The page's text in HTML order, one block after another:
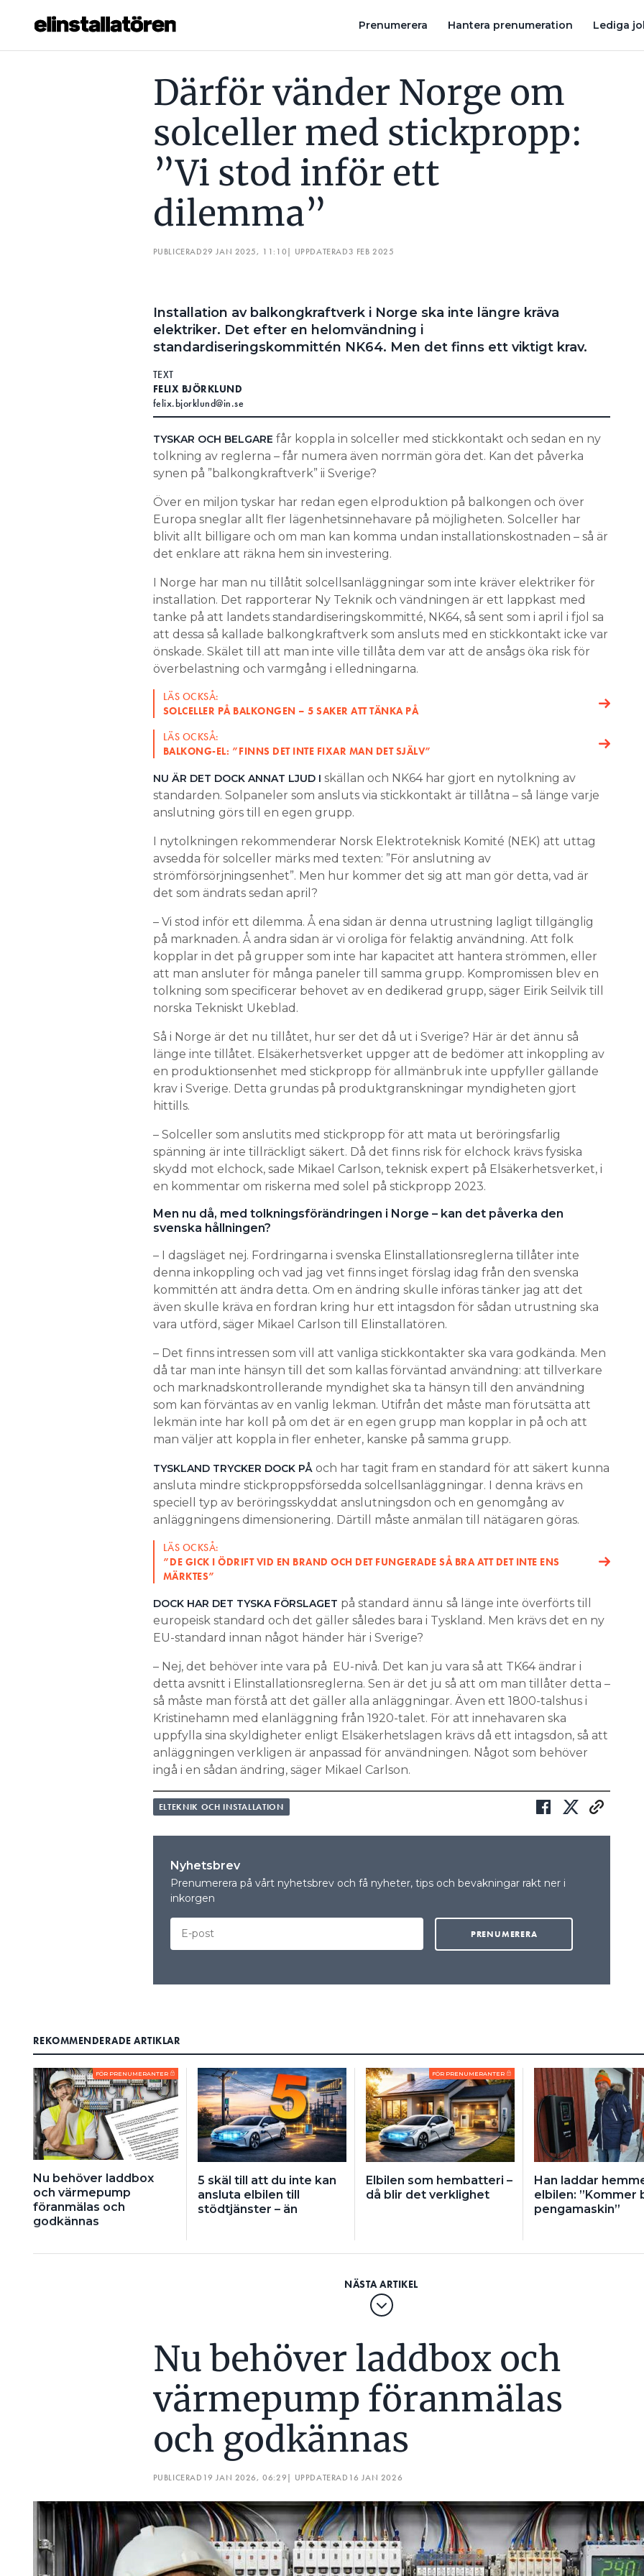
Prenumerera Hantera prenumeration Lediga
Hantera prenumeration
Därför vänder Norge om
solceller med stickpropp:
”Vi stod inför ett
dilemma”
PUBLICERAD29 JAN 2025, 11:10| UPPDATERAD3 FEB 2025
Installation av balkongkraftverk i Norge ska inte längre kräva
elektriker. Det efter en helomvändning i
standardiseringskommittén NK64. Men det finns ett viktigt krav.
TEXT
FELIX BJÖRKLUND
felix.bjorklund@in.se
TYSKAR OCH BELGARE får koppla in solceller med stickkontakt och sedan en ny
tolkning av reglerna – får numera även norrmän göra det. Kan det påverka
synen på ”balkongkraftverk” ii Sverige?
Över en miljon tyskar har redan egen elproduktion på balkongen och över
Europa sneglar allt fler lägenhetsinnehavare på möjligheten. Solceller har
blivit allt billigare och om man kan komma undan installationskostnaden – så är
det enklare att räkna hem sin investering.
I Norge har man nu tillåtit solcellsanläggningar som inte kräver elektriker för
installation. Det rapporterar Ny Teknik och vändningen är ett lappkast med
tanke på att landets standardiseringskommitté, NK64, så sent som i april i fjol sa
att dessa så kallade balkongkraftverk som ansluts med en stickkontakt icke var
önskade. Skälet till att man inte ville tillåta dem var att de ansågs öka risk för
överbelastning och varmgång i elledningarna.
LÄS OCKSÅ:
SOLCELLER PÅ BALKONGEN – 5 SAKER ATT TÄNKA PÅ
LÄS OCKSÅ:
BALKONG-EL: ”FINNS DET INTE FIXAR MAN DET SJÄLV”
NU ÄR DET DOCK ANNAT LJUD I skällan och NK64 har gjort en nytolkning av
standarden. Solpaneler som ansluts via stickkontakt är tillåtna – så länge varje
anslutning görs till en egen grupp.
I nytolkningen rekommenderar Norsk Elektroteknisk Komité (NEK) att uttag
avsedda för solceller märks med texten: ”För anslutning av
strömförsörjningsenhet”. Men hur kommer det sig att man gör detta, vad är
det som ändrats sedan april?
– Vi stod inför ett dilemma. Å ena sidan är denna utrustning lagligt tillgänglig
på marknaden. Å andra sidan är vi oroliga för felaktig användning. Att folk
kopplar in det på grupper som inte har kapacitet att hantera strömmen, eller
att man ansluter för många paneler till samma grupp. Kompromissen blev en
tolkning som specificerar behovet av en dedikerad grupp, säger Eirik Seilvik till
norska Tekniskt Ukeblad.
Så i Norge är det nu tillåtet, hur ser det då ut i Sverige? Här är det ännu så
länge inte tillåtet. Elsäkerhetsverket uppger att de bedömer att inkoppling av
en produktionsenhet med stickpropp för allmänbruk inte uppfyller gällande
krav i Sverige. Detta grundas på produktgranskningar myndigheten gjort
hittills.
– Solceller som anslutits med stickpropp för att mata ut beröringsfarlig
spänning är inte tillräckligt säkert. Då det finns risk för elchock krävs fysiska
skydd mot elchock, sade Mikael Carlson, teknisk expert på Elsäkerhetsverket, i
en kommentar om riskerna med solel på stickpropp 2023.
Men nu då, med tolkningsförändringen i Norge – kan det påverka den
svenska hållningen?
– I dagsläget nej. Fordringarna i svenska Elinstallationsreglerna tillåter inte
denna inkoppling och vad jag vet finns inget förslag idag från den svenska
kommittén att ändra detta. Om en ändring skulle införas tänker jag att det
även skulle kräva en fordran kring hur ett intagsdon för sådan utrustning ska
vara utförd, säger Mikael Carlson till Elinstallatören.
– Det finns intressen som vill att vanliga stickkontakter ska vara godkända. Men
då tar man inte hänsyn till det som kallas förväntad användning: att tillverkare
och marknadskontrollerande myndighet ska ta hänsyn till den användning
som kan förväntas av en vanlig lekman. Utifrån det måste man förutsätta att
lekmän inte har koll på om det är en egen grupp man kopplar in på och att
man väljer att koppla in fler enheter, kanske på samma grupp.
TYSKLAND TRYCKER DOCK PÅ och har tagit fram en standard för att säkert kunna
ansluta mindre stickproppsförsedda solcellsanläggningar. I denna krävs en
speciell typ av beröringsskyddat anslutningsdon och en genomgång av
anläggningens dimensionering. Därtill måste anmälan till nätägaren göras.
LÄS OCKSÅ:
”DE GICK I ÖDRIFT VID EN BRAND OCH DET FUNGERADE SÅ BRA ATT DET INTE ENS
MÄRKTES”
DOCK HAR DET TYSKA FÖRSLAGET på standard ännu så länge inte överförts till
europeisk standard och det gäller således bara i Tyskland. Men krävs det en ny
EU-standard innan något händer här i Sverige?
– Nej, det behöver inte vara på EU-nivå. Det kan ju vara så att TK64 ändrar i
detta avsnitt i Elinstallationsreglerna. Sen är det ju så att om man tillåter detta –
så måste man förstå att det gäller alla anläggningar. Även ett 1800-talshus i
Kristinehamn med elanläggning från 1920-talet. För att innehavaren ska
uppfylla sina skyldigheter enligt Elsäkerhetslagen krävs då ett intagsdon, så att
anläggningen verkligen är anpassad för användningen. Något som behöver
ingå i en sådan ändring, säger Mikael Carlson.
ELTEKNIK OCH INSTALLATION
Nyhetsbrev
Prenumerera på vårt nyhetsbrev och få nyheter, tips och bevakningar rakt ner i
inkorgen
REKOMMENDERADE ARTIKLAR
FÖR PRENUMERANTER
Nu behöver laddbox
och värmepump
föranmälas och
godkännas
5 skäl till att du inte kan
ansluta elbilen till
stödtjänster – än
FÖR PRENUMERANTER
Elbilen som hembatteri –
då blir det verklighet
Han laddar
elbilen: ”Kommer
pengamaskin”
Nu behöver laddbox och
värmepump föranmälas
och godkännas
PUBLICERAD 19 JAN 2026, 06:29| UPPDATERAD 16 JAN 2026
DÄRFÖR VÄNDER NORGE OM SOLCELLER MED STICKPROPP: ”VI STOD INFÖR ETT DILEMMA” NU BEHÖVER LADDBOX